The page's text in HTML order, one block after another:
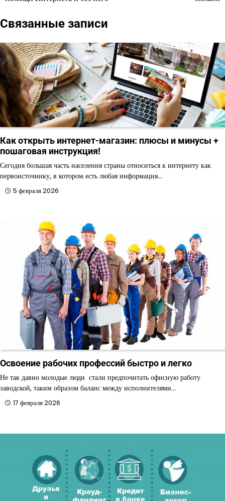
Связанные записи
Как открыть интернет-магазин: плюсы и минусы +
пошаговая инструкция!
Сегодня большая часть населения страны относиться к интернету как
первоисточнику, в котором есть любая информация…
5 февраля 2026
Освоение рабочих профессий быстро и легко
Не так давно молодые люди стали предпочитать офисную работу
заводской, таким образом баланс между исполнителями…
17 февраля 2026